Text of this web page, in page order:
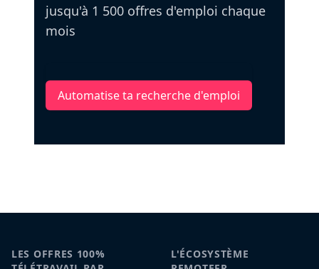
jusqu'à 1 500 offres d'emploi chaque
mois
Automatise ta recherche d'emploi
LES OFFRES 100%
L'ÉCOSYSTÈME